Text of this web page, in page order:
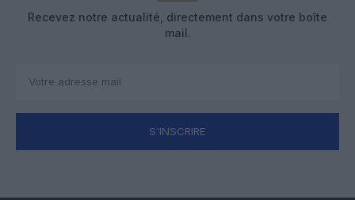
Recevez notre actualité, directement dans votre boîte
mail.
S'INSCRIRE